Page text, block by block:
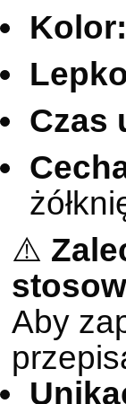
Kolor:
Czas
⚠️
Aby